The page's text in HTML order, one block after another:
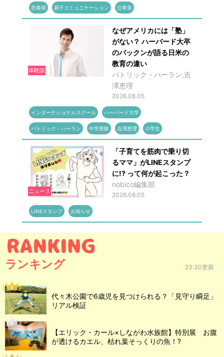
思春期 親子コミュニケーション 辻希美
体験談
なぜアメリカには「塾」
がない？ ハーバード大卒
のパックンが語る日米の
教育の違い
パトリック・ハーラン,吉
澤恵理
2026.08.05
インターナショナルスクール ハーバード大学
パトリック・ハーラン 中学受験 吉澤恵理 小学生
ニュース
「子育てを筋肉で乗り切
るママ」がLINEスタンプ
に!? って何が起こった？
nobico編集部
2026.08.05
LINEスタンプ お知らせ
ランキング 23:30更新
代々木公園で6歳児を見つけられる？「見守り瞬足」
リアル検証
【エリック・カール×しながわ水族館】特別展 お腹
が透けるカエル、枯れ葉そっくりの魚！?